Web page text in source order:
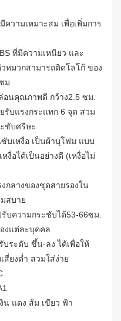
วามเหมาะสม เพื่อเพิ่มการ
ที่มีความเหนียว และ
มวกสามารถติดโลโก้ ของ
ม
อนคุณภาพดี กว้าง2.5 ซม.
รับแรงกระแทก 6 จุด สวม
ชับศรีษะ
บเหงื่อ เป็นผ้าบุโฟม แบบ
อได้เป็นอย่างดี (เหงื่อไม่
กลางของชุดสายรองใน
สบาย
บความกระชับได้53-66ซม.
งแต่ละบุคคล
ระดับ ขึ้น-ลง ได้เพื่อให้
สี่ยงต่ำ สวมใส่ง่าย
น แดง ส้ม เขียว ฟ้า